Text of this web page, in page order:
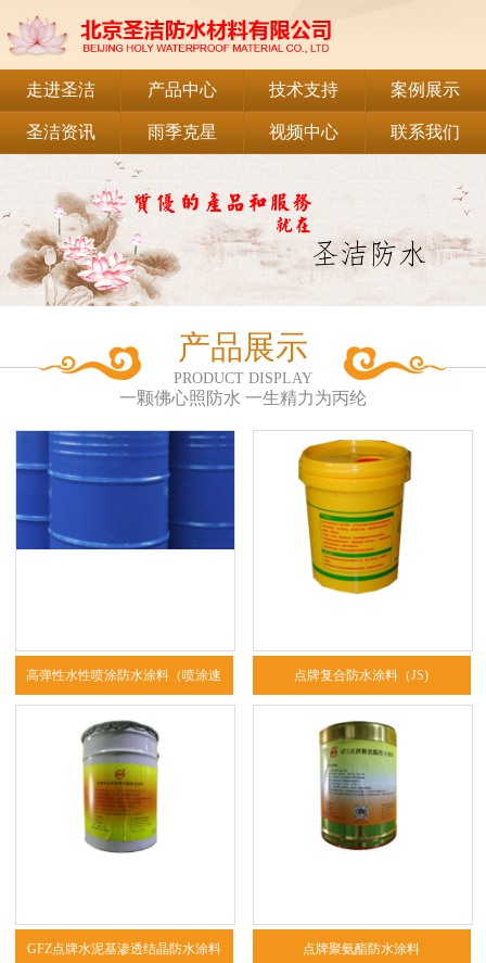
走进圣洁 产品中心 技术支持 案例展示
圣洁资讯 雨季克星 视频中心 联系我们
产品展示
PRODUCT DISPLAY
一颗佛心照防水 一生精力为丙纶
高弹性水性喷涂防水涂料（喷涂速 点牌复合防水涂料（JS)
GFZ点牌水泥基渗透结晶防水涂料 点牌聚氨酯防水涂料